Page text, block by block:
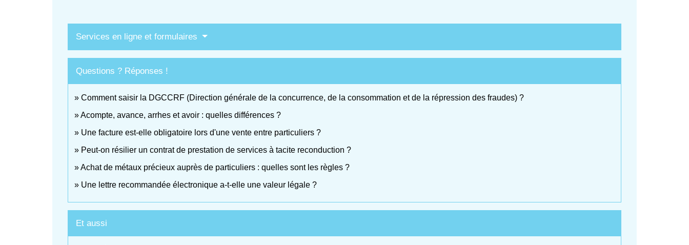
Services en ligne et formulaires
Questions ? Réponses !
Comment saisir la DGCCRF (Direction générale de la concurrence, de la consommation et de la répression des fraudes) ?
Acompte, avance, arrhes et avoir : quelles différences ?
Une facture est-elle obligatoire lors d'une vente entre particuliers ?
Peut-on résilier un contrat de prestation de services à tacite reconduction ?
Achat de métaux précieux auprès de particuliers : quelles sont les règles ?
Une lettre recommandée électronique a-t-elle une valeur légale ?
Et aussi